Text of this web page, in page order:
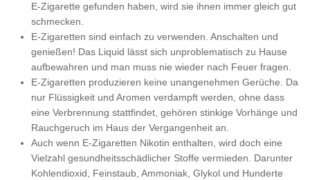
E-Zigarette gefunden haben, wird sie ihnen immer gleich gut
schmecken.
E-Zigaretten sind einfach zu verwenden. Anschalten und
genießen! Das Liquid lässt sich unproblematisch zu Hause
aufbewahren und man muss nie wieder nach Feuer fragen.
E-Zigaretten produzieren keine unangenehmen Gerüche. Da
nur Flüssigkeit und Aromen verdampft werden, ohne dass
eine Verbrennung stattfindet, gehören stinkige Vorhänge und
Rauchgeruch im Haus der Vergangenheit an.
Auch wenn E-Zigaretten Nikotin enthalten, wird doch eine
Vielzahl gesundheitsschädlicher Stoffe vermieden. Darunter
Kohlendioxid, Feinstaub, Ammoniak, Glykol und Hunderte